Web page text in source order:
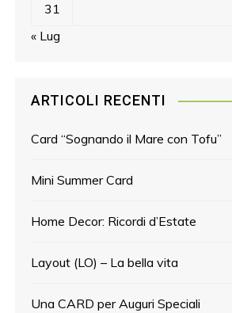
31
« Lug
ARTICOLI RECENTI
Card “Sognando il Mare con Tofu”
Mini Summer Card
Home Decor: Ricordi d’Estate
Layout (LO) – La bella vita
Una CARD per Auguri Speciali